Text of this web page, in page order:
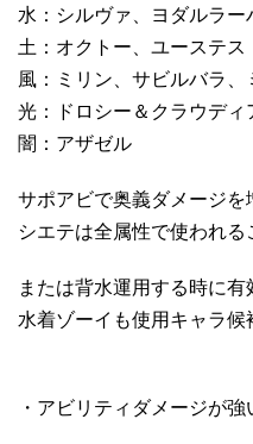
水：シルヴァ、ヨダルラー
土：オクトー、ユーステス
風：ミリン、サビルバラ、
光：ドロシー＆クラウディ
闇：アザゼル
サポアビで奥義ダメージを
シエテは全属性で使われる
または背水運用する時に有
水着ゾーイも使用キャラ候
・アビリティダメージが強